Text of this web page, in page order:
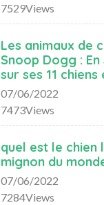
7529Views
Les animaux de
Snoop Dogg :
sur ses 11
07/06/2022
7473Views
quel est le chien
mignon du
07/06/2022
7284Views